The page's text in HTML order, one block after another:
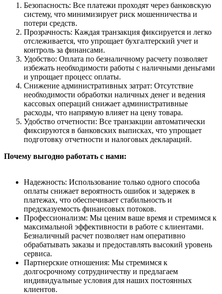
Безопасность: Все платежи проходят через банковскую
систему, что минимизирует риск мошенничества и
потери средств.
Прозрачность: Каждая транзакция фиксируется и легко
отслеживается, что упрощает бухгалтерский учет и
контроль за финансами.
Удобство: Оплата по безналичному расчету позволяет
избежать необходимости работы с наличными деньгами
и упрощает процесс оплаты.
Снижение административных затрат: Отсутствие
необходимости обработки наличных денег и ведения
кассовых операций снижает административные
расходы, что напрямую влияет на цену товара.
Удобство отчетности: Все транзакции автоматически
фиксируются в банковских выписках, что упрощает
подготовку отчетности и налоговых деклараций.
Почему выгодно работать с нами:
Надежность: Использование только одного способа
оплаты снижает вероятность ошибок и задержек в
платежах, что обеспечивает стабильность и
предсказуемость финансовых потоков.
Профессионализм: Мы ценим ваше время и стремимся к
максимальной эффективности в работе с клиентами.
Безналичный расчет позволяет нам оперативно
обрабатывать заказы и предоставлять высокий уровень
сервиса.
Партнерские отношения: Мы стремимся к
долгосрочному сотрудничеству и предлагаем
индивидуальные условия для наших постоянных
клиентов.